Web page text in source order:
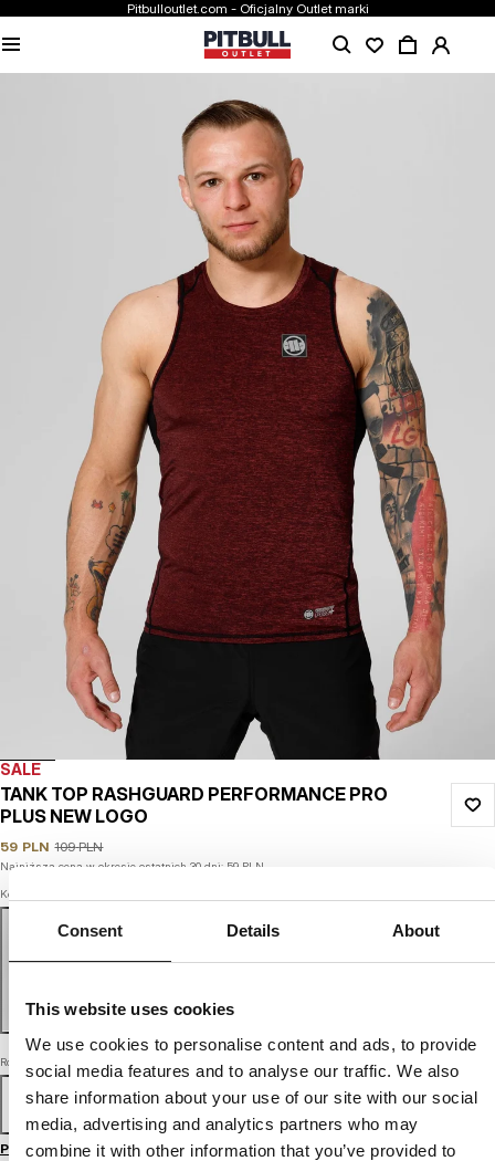
Consent Details About
This website uses cookies
We use cookies to personalise content and ads, to provide
social media features and to analyse our traffic. We also
share information about your use of our site with our social
media, advertising and analytics partners who may
combine it with other information that you’ve provided to
Pitbulloutlet.com - Oficjalny Outlet marki
SALE
TANK TOP RASHGUARD PERFORMANCE PRO
PLUS NEW LOGO
59 PLN 109 PLN
Najniższa cena w okresie ostatnich 30 dni: 59 PLN
Kolor: burgundy melange
Rozmiar
S M L XL XXL 3XL
Przewodnik po rozmiarach